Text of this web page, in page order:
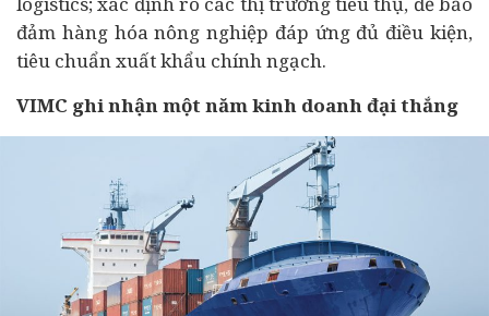
đảm hàng hóa nông nghiệp đáp ứng đủ điều kiện,
tiêu chuẩn xuất khẩu chính ngạch.
VIMC ghi nhận một năm kinh doanh đại thắng